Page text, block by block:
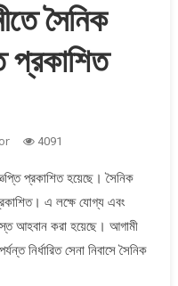
সৈনিক
প্রকাশিত
4091
প্রকাশিত হয়েছে। সৈনিক
প্রকাশিত। এ লক্ষে যোগ্য এবং
আহবান করা হয়েছে। আগামী
নির্ধারিত সেনা নিবাসে সৈনিক